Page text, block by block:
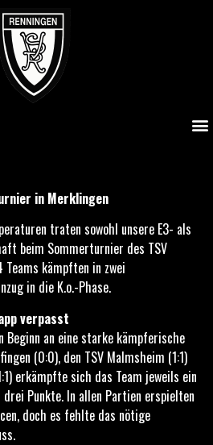
in Merklingen
traten sowohl unsere E3- als
beim Sommerturnier des TSV
kämpften in zwei
in die K.o.-Phase.
verpasst
Beginn an eine starke kämpferische
(0:0), den TSV Malmsheim (1:1)
erkämpfte sich das Team jeweils ein
Punkte. In allen Partien erspielten
doch es fehlte das nötige